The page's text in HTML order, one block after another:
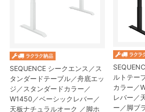
SEQUENCE シークエンス／ス
タンダードテーブル／舟底エッ
ジ／スタンダードカラー／
W1450／ベーシックレバー／
天板ナチュラルオーク ／脚ホ
ルトテー
カラー／
レバー／
ー／脚ブ